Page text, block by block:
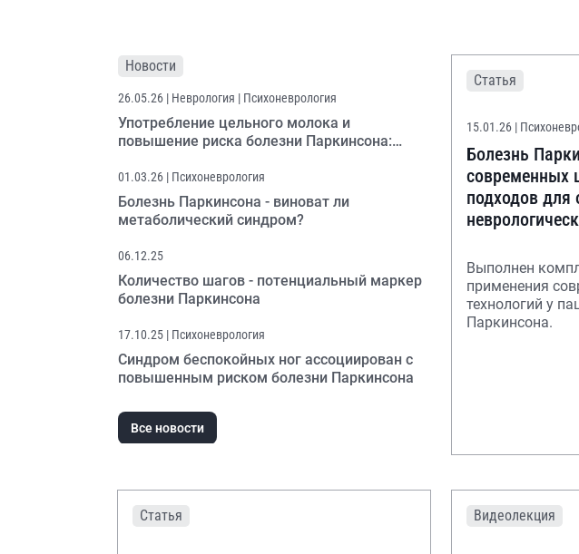
Новости
26.05.26 | Неврология | Психоневрология
Употребление цельного молока и
повышение риска болезни Паркинсона:
01.03.26 | Психоневрология
Болезнь Паркинсона - виноват ли
метаболический синдром?
06.12.25
Количество шагов - потенциальный маркер
болезни Паркинсона
17.10.25 | Психоневрология
Синдром беспокойных ног ассоциирован с
повышенным риском болезни Паркинсона
Все новости
Статья
15.01.26 |
Болезнь
современных
подходов для
Выполнен
применения
технологий у
Паркинсона.
Статья Видеолекция